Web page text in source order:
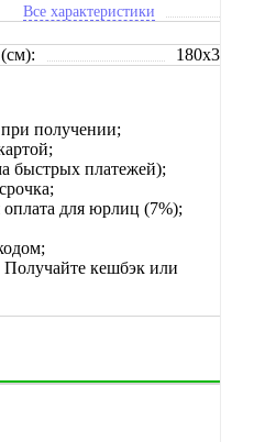
Все характеристики
180x31x98
получении;
быстрых платежей);
оплата для юрлиц (7%);
кешбэк или